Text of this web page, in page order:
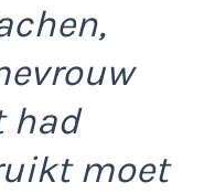
had
moet